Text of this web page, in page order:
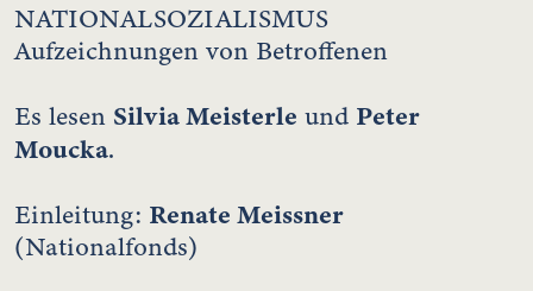
NATIONALSOZIALISMUS
Aufzeichnungen von Betroffenen
Es lesen Silvia Meisterle und Peter
Moucka.
Einleitung: Renate Meissner
(Nationalfonds)